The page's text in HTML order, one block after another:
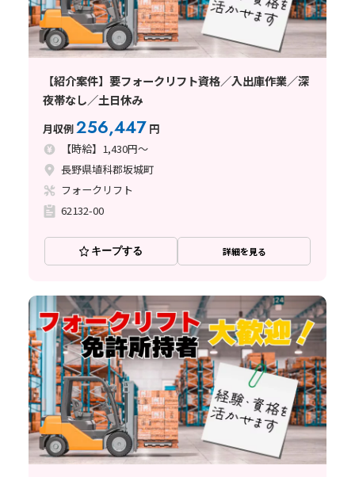
【紹介案件】要フォークリフト資格／入出庫作業／深
夜帯なし／土日休み
月収例256,447 円
【時給】1,430円～
長野県埴科郡坂城町
フォークリフト
62132-00
キープする 詳細を見る